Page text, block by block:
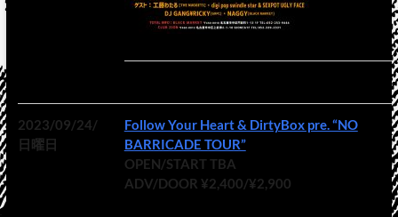
2023/09/24/
日曜日
Follow Your Heart & DirtyBox pre. “NO
BARRICADE TOUR”
OPEN/START TBA
ADV/DOOR ¥2,400/¥2,900